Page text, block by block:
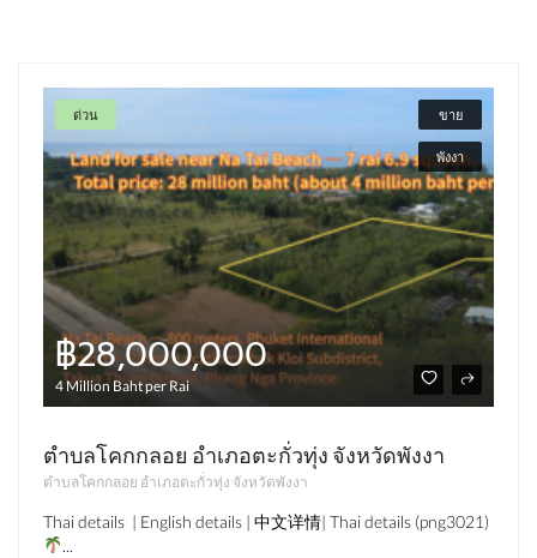
ด่วน ขาย
พังงา
฿28,000,000
4 Million Baht per Rai
ตำบลโคกกลอย อำเภอตะกั่วทุ่ง จังหวัดพังงา
ตำบลโคกกลอย อำเภอตะกั่วทุ่ง จังหวัดพังงา
Thai details | English details | 中文详情| Thai details (png3021)
...